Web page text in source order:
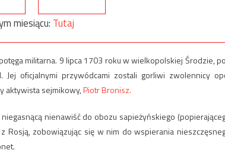
miesiącu: Tutaj
militarna. 9 lipca 1703 roku w wielkopolskiej Środzie,
Jej oficjalnymi przywódcami zostali gorliwi zwolennicy
aktywista sejmikowy,Piotr Bronisz.
nienawiść do obozu sapieżyńskiego
Rosją, zobowiązując się w nim do wspierania